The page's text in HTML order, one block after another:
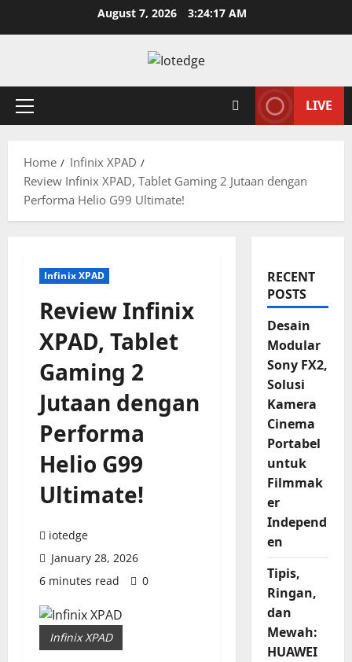
August 7, 2026 3:24:18 AM
Primary
LIVE
Home
Infinix XPAD
Review Infinix XPAD, Tablet Gaming 2 Jutaan dengan
Performa Helio G99 Ultimate!
Infinix XPAD
Review Infinix
XPAD, Tablet
Gaming 2
Jutaan dengan
Performa
Helio G99
Ultimate!
iotedge
January 28, 2026
6 minutes read
0
Infinix XPAD
RECENT
POSTS
Desain
Modular
Sony FX2,
Solusi
Kamera
Cinema
Portabel
untuk
Filmmak
er
Independ
en
Tipis,
Ringan,
dan
Mewah:
HUAWEI